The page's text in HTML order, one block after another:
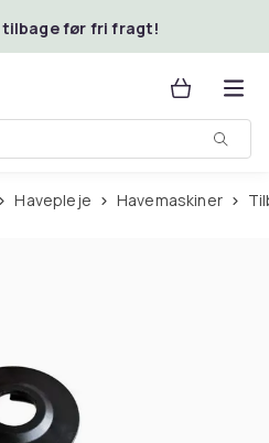
tilbage før fri fragt!
Havepleje Havemaskiner